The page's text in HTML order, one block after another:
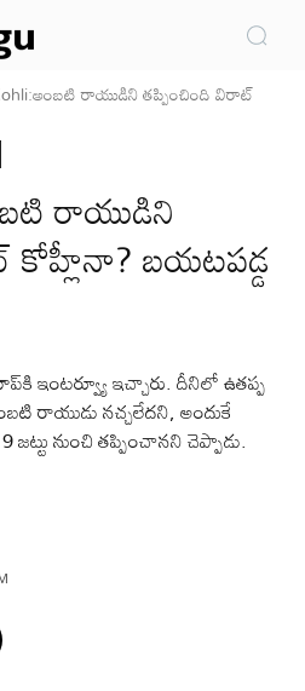
రాయుడిని తప్పించింది విరాట్
రాయుడిని
కోహ్లీనా? బయటపడ్డ
ఇంటర్వ్యూ ఇచ్చారు. దీనిలో ఉతప్ప
రాయుడు నచ్చలేదని, అందుకే
జట్టు నుంచి తప్పించానని చెప్పాడు.